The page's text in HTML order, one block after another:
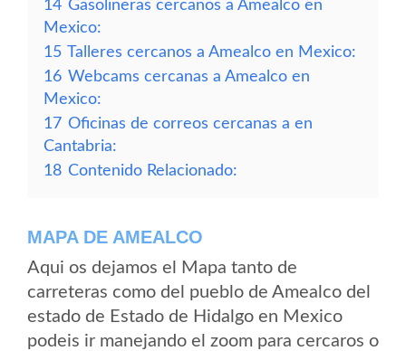
14 Gasolineras cercanos a Amealco en
Mexico:
15 Talleres cercanos a Amealco en Mexico:
16 Webcams cercanas a Amealco en
Mexico:
17 Oficinas de correos cercanas a en
Cantabria:
18 Contenido Relacionado:
MAPA DE AMEALCO
Aqui os dejamos el Mapa tanto de
carreteras como del pueblo de Amealco del
estado de Estado de Hidalgo en Mexico
podeis ir manejando el zoom para cercaros o